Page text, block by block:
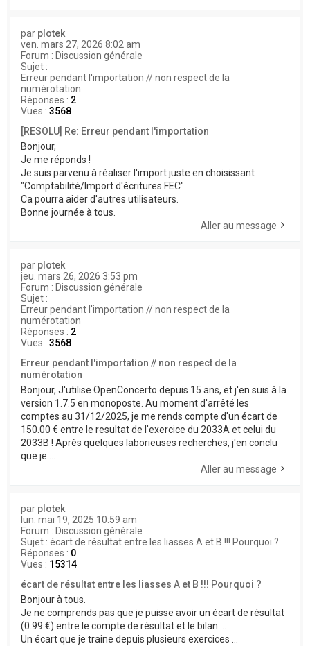
par plotek
ven. mars 27, 2026 8:02 am
Forum : Discussion générale
Sujet :
Erreur pendant l'importation // non respect de la
numérotation
Réponses : 2
Vues : 3568
[RESOLU] Re: Erreur pendant l'importation
Bonjour,
Je me réponds !
Je suis parvenu à réaliser l'import juste en choisissant
"Comptabilité/Import d'écritures FEC".
Ca pourra aider d'autres utilisateurs.
Bonne journée à tous.
Aller au message
par plotek
jeu. mars 26, 2026 3:53 pm
Forum : Discussion générale
Sujet :
Erreur pendant l'importation // non respect de la
numérotation
Réponses : 2
Vues : 3568
Erreur pendant l'importation // non respect de la
numérotation
Bonjour, J'utilise OpenConcerto depuis 15 ans, et j'en suis à la
version 1.7.5 en monoposte. Au moment d'arrêté les
comptes au 31/12/2025, je me rends compte d'un écart de
150.00 € entre le resultat de l'exercice du 2033A et celui du
2033B ! Après quelques laborieuses recherches, j'en conclu
que je ...
Aller au message
par plotek
lun. mai 19, 2025 10:59 am
Forum : Discussion générale
Sujet : écart de résultat entre les liasses A et B !!! Pourquoi ?
Réponses : 0
Vues : 15314
écart de résultat entre les liasses A et B !!! Pourquoi ?
Bonjour à tous.
Je ne comprends pas que je puisse avoir un écart de résultat
(0.99 €) entre le compte de résultat et le bilan ...
Un écart que je traine depuis plusieurs exercices ...